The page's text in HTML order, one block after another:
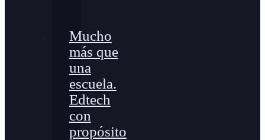
Mucho
más que
una
escuela.
Edtech
con
propósito